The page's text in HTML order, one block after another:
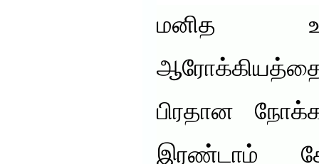
மனித
பிரதான
இரண்டாம்